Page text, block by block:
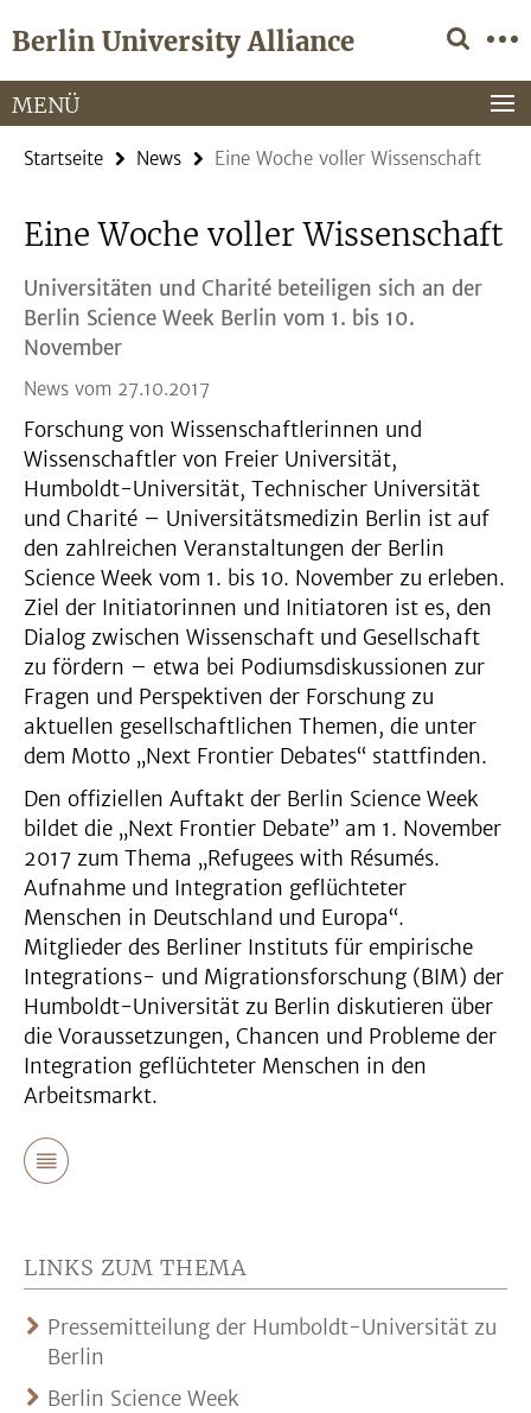
direkt
Inhalt
Berlin University Alliance
Service-
Navigation
MENÜ
Startseite News Eine Woche voller Wissenschaft
Eine Woche voller Wissenschaft
Universitäten und Charité beteiligen sich an der
Berlin Science Week Berlin vom 1. bis 10.
November
News vom 27.10.2017
Forschung von Wissenschaftlerinnen und
Wissenschaftler von Freier Universität,
Humboldt-Universität, Technischer Universität
und Charité – Universitätsmedizin Berlin ist auf
den zahlreichen Veranstaltungen der Berlin
Science Week vom 1. bis 10. November zu erleben.
Ziel der Initiatorinnen und Initiatoren ist es, den
Dialog zwischen Wissenschaft und Gesellschaft
zu fördern – etwa bei Podiumsdiskussionen zur
Fragen und Perspektiven der Forschung zu
aktuellen gesellschaftlichen Themen, die unter
dem Motto „Next Frontier Debates“ stattfinden.
Den offiziellen Auftakt der Berlin Science Week
bildet die „Next Frontier Debate” am 1. November
2017 zum Thema „Refugees with Résumés.
Aufnahme und Integration geflüchteter
Menschen in Deutschland und Europa“.
Mitglieder des Berliner Instituts für empirische
Integrations- und Migrationsforschung (BIM) der
Humboldt-Universität zu Berlin diskutieren über
die Voraussetzungen, Chancen und Probleme der
Integration geflüchteter Menschen in den
Arbeitsmarkt.
LINKS ZUM THEMA
Pressemitteilung der Humboldt-Universität zu
Berlin
Berlin Science Week